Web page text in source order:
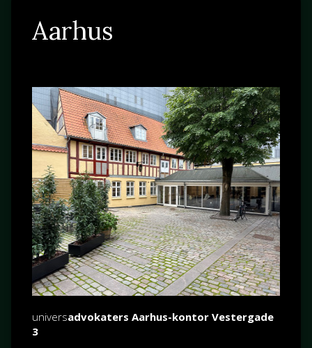
Aarhus
universadvokaters Aarhus-kontor Vestergade
3